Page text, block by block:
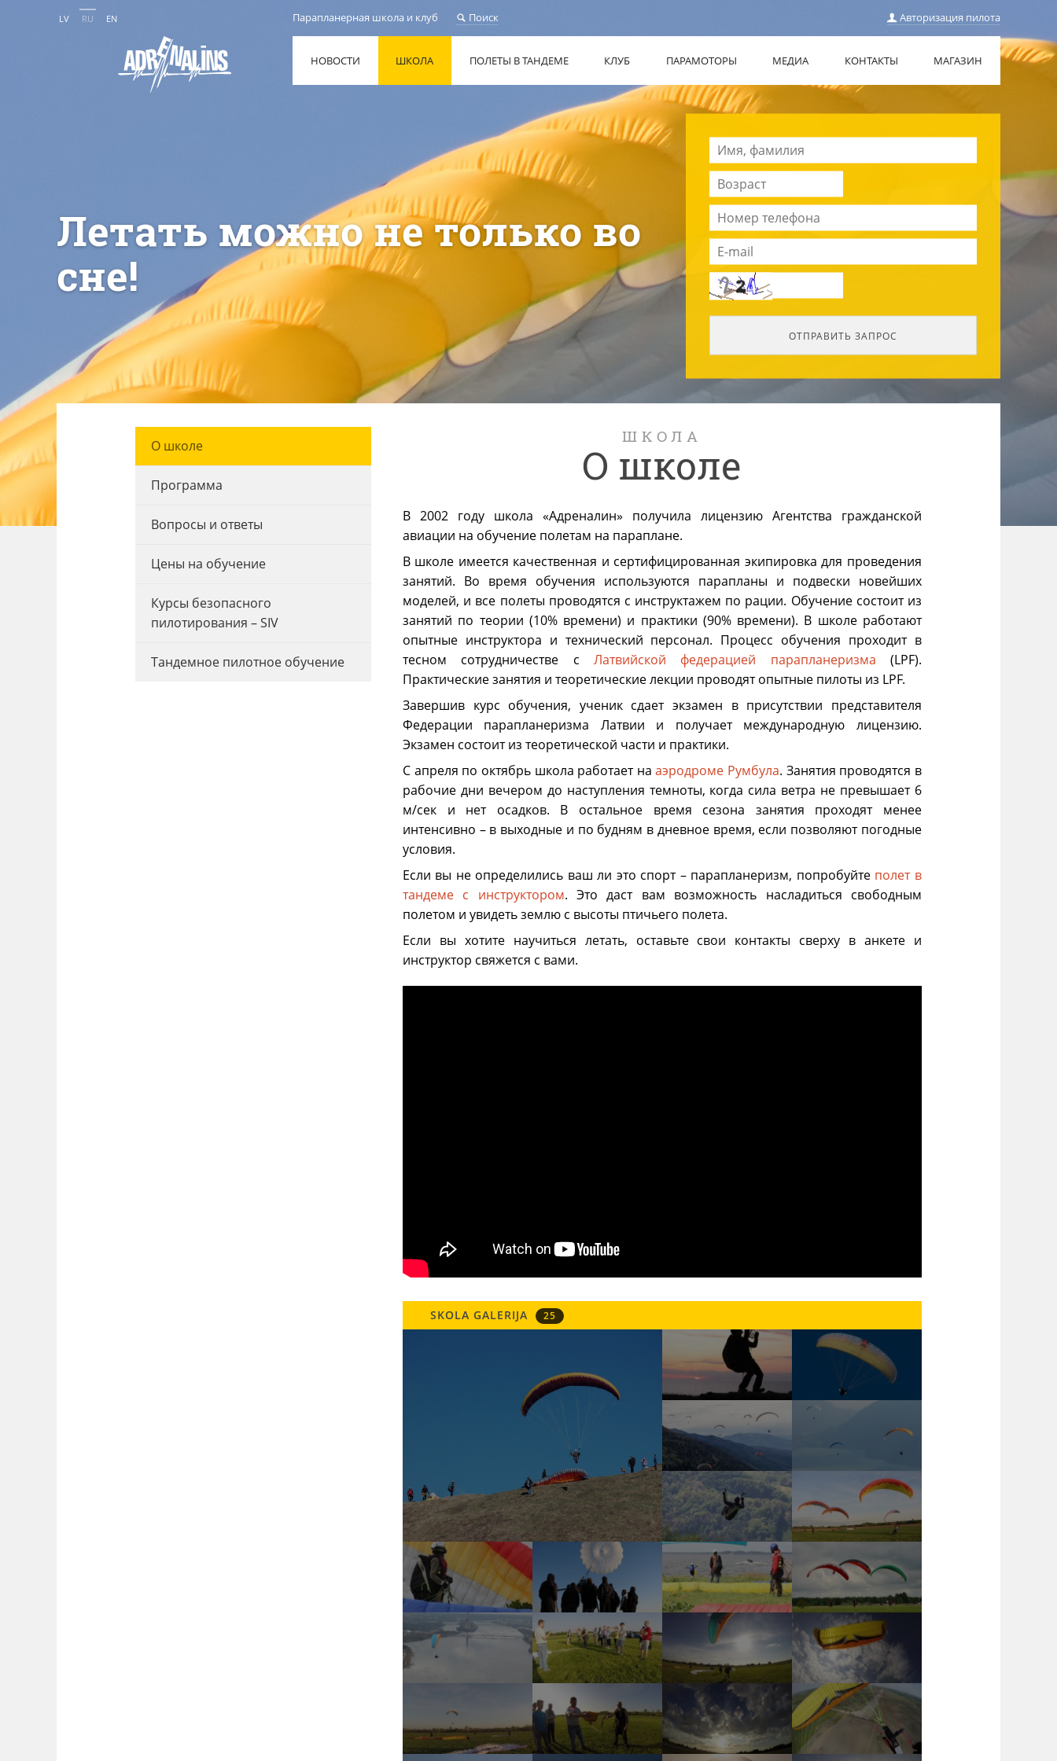
LV RU EN Парапланерная школа и клуб Поиск Авторизация пилота
НОВОСТИ ШКОЛА ПОЛЕТЫ В ТАНДЕМЕ КЛУБ ПАРАМОТОРЫ МЕДИА КОНТАКТЫ МАГАЗИН
Летать можно не только во
сне!
О школе
Программа
Вопросы и ответы
Цены на обучение
Курсы безопасного
пилотирования – SIV
Тандемное пилотное обучение
ШКОЛА
О школе
В 2002 году школа «Адреналин» получила лицензию Агентства гражданской
авиации на обучение полетам на параплане.
В школе имеется качественная и сертифицированная экипировка для проведения
занятий. Во время обучения используются парапланы и подвески новейших
моделей, и все полеты проводятся с инструктажем по рации. Обучение состоит из
занятий по теории (10% времени) и практики (90% времени). В школе работают
опытные инструктора и технический персонал. Процесс обучения проходит в
тесном сотрудничестве с Латвийской федерацией парапланеризма (LPF).
Практические занятия и теоретические лекции проводят опытные пилоты из LPF.
Завершив курс обучения, ученик сдает экзамен в присутствии представителя
Федерации парапланеризма Латвии и получает международную лицензию.
Экзамен состоит из теоретической части и практики.
С апреля по октябрь школа работает нааэродроме Румбула. Занятия проводятся в
рабочие дни вечером до наступления темноты, когда сила ветра не превышает 6
м/сек и нет осадков. В остальное время сезона занятия проходят менее
интенсивно – в выходные и по будням в дневное время, если позволяют погодные
условия.
Если вы не определились ваш ли это спорт – парапланеризм, попробуйте полет в
тандеме с инструктором. Это даст вам возможность насладиться свободным
полетом и увидеть землю с высоты птичьего полета.
Если вы хотите научиться летать, оставьте свои контакты сверху в анкете и
инструктор свяжется с вами.
SKOLA GALERIJA 25